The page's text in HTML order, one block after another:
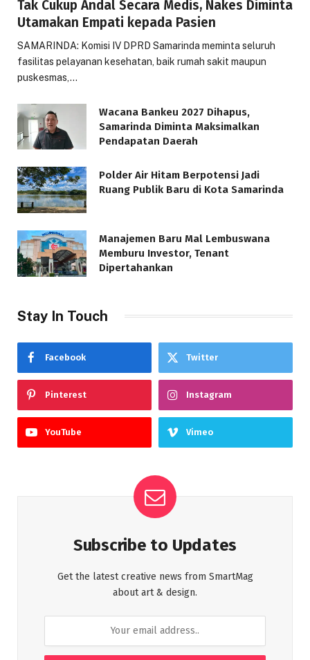
Tak Cukup Andal Secara Medis, Nakes Diminta
Utamakan Empati kepada Pasien
SAMARINDA: Komisi IV DPRD Samarinda meminta seluruh
fasilitas pelayanan kesehatan, baik rumah sakit maupun
puskesmas,…
Wacana Bankeu 2027 Dihapus,
Samarinda Diminta Maksimalkan
Pendapatan Daerah
Polder Air Hitam Berpotensi Jadi
Ruang Publik Baru di Kota Samarinda
Manajemen Baru Mal Lembuswana
Memburu Investor, Tenant
Dipertahankan
Stay In Touch
Facebook Twitter
Pinterest Instagram
YouTube Vimeo
Subscribe to Updates
Get the latest creative news from SmartMag
about art & design.